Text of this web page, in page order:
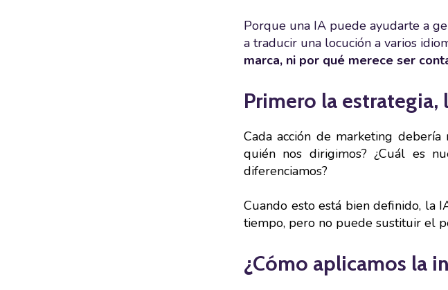
Porque una IA puede ayudarte a
a traducir una locución a varios
marca, ni por qué merece ser
Primero la
Cada acción de marketing
quién nos dirigimos? ¿Cuál es
diferenciamos?
Cuando esto está bien definido, la
tiempo, pero no puede sustituir el
¿Cómo aplicamos la